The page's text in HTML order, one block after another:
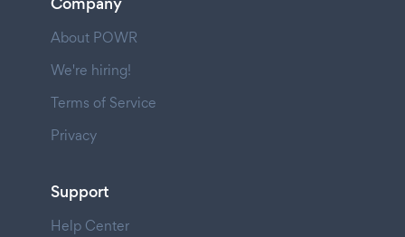
About POWR
We're hiring!
Terms of Service
Privacy
Support
Help Center